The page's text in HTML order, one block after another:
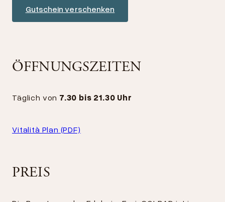
Gutschein verschenken
ÖFFNUNGSZEITEN
Täglich von 7.30 bis 21.30 Uhr
Vitalità Plan (PDF)
PREIS